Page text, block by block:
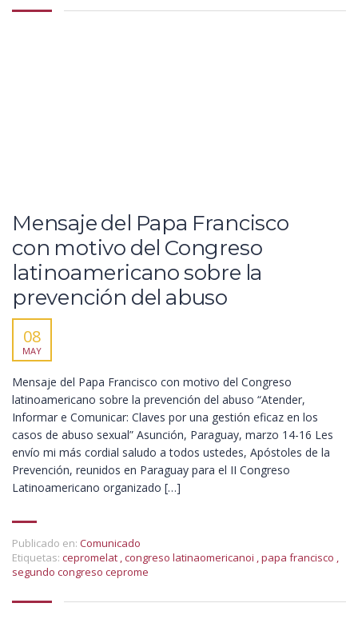
Mensaje del Papa Francisco
con motivo del Congreso
latinoamericano sobre la
prevención del abuso
08
MAY
Mensaje del Papa Francisco con motivo del Congreso
latinoamericano sobre la prevención del abuso “Atender,
Informar e Comunicar: Claves por una gestión eficaz en los
casos de abuso sexual” Asunción, Paraguay, marzo 14-16 Les
envío mi más cordial saludo a todos ustedes, Apóstoles de la
Prevención, reunidos en Paraguay para el II Congreso
Latinoamericano organizado […]
Publicado en: Comunicado
Etiquetas: cepromelat ,congreso latinaomericanoi ,papa francisco ,
segundo congreso ceprome